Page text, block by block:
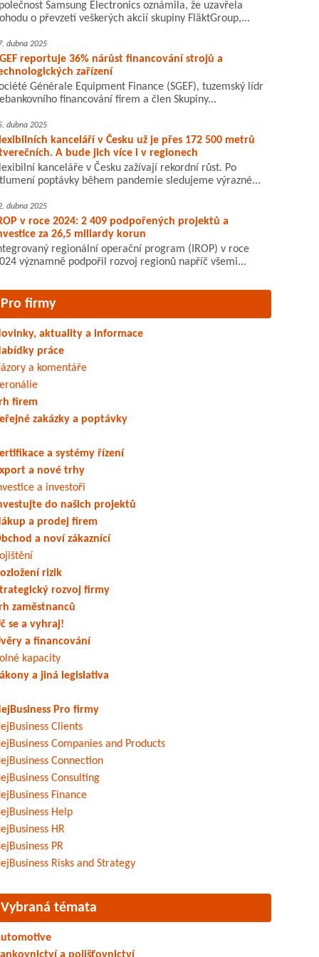
Samsung Electronics oznámila, že uzavřela
o převzetí veškerých akcií skupiny FläktGroup,...
dubna 2025
reportuje 36% nárůst financování strojů a
zařízení
Générale Equipment Finance (SGEF), tuzemský lídr
financování firem a člen Skupiny...
dubna 2025
kanceláří v Česku už je přes 172 500 metrů
A bude jich více i v regionech
kanceláře v Česku zažívají rekordní růst. Po
poptávky během pandemie sledujeme výrazné...
dubna 2025
v roce 2024: 2 409 podpořených projektů a
za 26,5 miliardy korun
regionální operační program (IROP) v roce
významně podpořil rozvoj regionů napříč všemi...
Pro firmy
aktuality a informace
práce
a komentáře
firem
zakázky a poptávky
a systémy řízení
a nové trhy
a investoři
do našich projektů
a prodej firem
a noví zákaznící
rizik
rozvoj firmy
zaměstnanců
se a vyhraj!
a financování
kapacity
a jiná legislativa
Pro firmy
Clients
Companies and Products
Connection
Consulting
Finance
Help
HR
PR
Risks and Strategy
Vybraná témata